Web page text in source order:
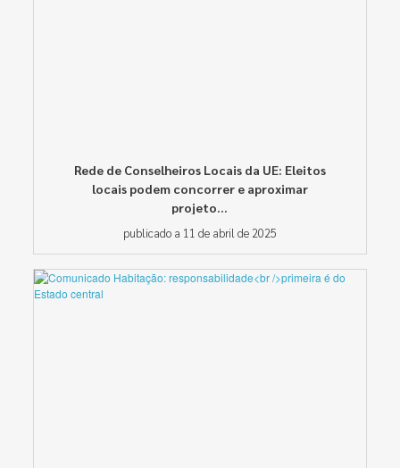
Rede de Conselheiros Locais da UE: Eleitos
locais podem concorrer e aproximar
projeto...
publicado a 11 de abril de 2025